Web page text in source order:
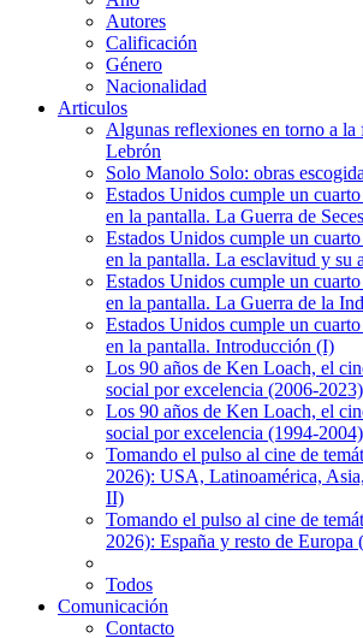
Autores
Calificación
Género
Nacionalidad
Articulos
Algunas reflexiones en torno a la
Lebrón
Solo Manolo Solo: obras
Estados Unidos cumple un
en la pantalla. La Guerra de
Estados Unidos cumple un
en la pantalla. La esclavitud y su
Estados Unidos cumple un
en la pantalla. La Guerra de la
Estados Unidos cumple un
en la pantalla. Introducción (I)
Los 90 años de Ken Loach, el
social por excelencia (2006-
Los 90 años de Ken Loach, el
social por excelencia (1994-
Tomando el pulso al cine de
2026): USA, Latinoamérica,
II)
Tomando el pulso al cine de
2026): España y resto de Europa
Todos
Comunicación
Contacto